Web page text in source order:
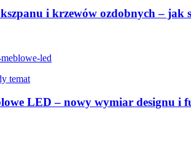
i krzewów ozdobnych – jak
temat
LED – nowy wymiar designu i